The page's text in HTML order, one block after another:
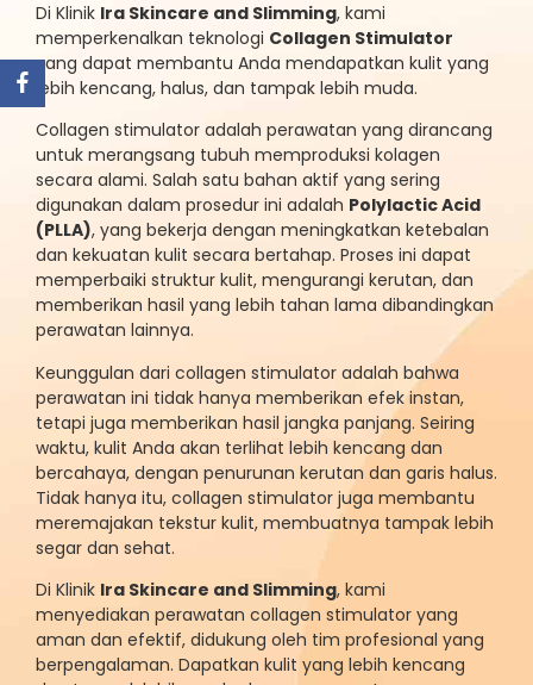
Di Klinik Ira Skincare and Slimming, kami
memperkenalkan teknologi Collagen Stimulator
yang dapat membantu Anda mendapatkan kulit yang
lebih kencang, halus, dan tampak lebih muda.
Collagen stimulator adalah perawatan yang dirancang
untuk merangsang tubuh memproduksi kolagen
secara alami. Salah satu bahan aktif yang sering
digunakan dalam prosedur ini adalah Polylactic Acid
(PLLA), yang bekerja dengan meningkatkan ketebalan
dan kekuatan kulit secara bertahap. Proses ini dapat
memperbaiki struktur kulit, mengurangi kerutan, dan
memberikan hasil yang lebih tahan lama dibandingkan
perawatan lainnya.
Keunggulan dari collagen stimulator adalah bahwa
perawatan ini tidak hanya memberikan efek instan,
tetapi juga memberikan hasil jangka panjang. Seiring
waktu, kulit Anda akan terlihat lebih kencang dan
bercahaya, dengan penurunan kerutan dan garis halus.
Tidak hanya itu, collagen stimulator juga membantu
meremajakan tekstur kulit, membuatnya tampak lebih
segar dan sehat.
Di Klinik Ira Skincare and Slimming, kami
menyediakan perawatan collagen stimulator yang
aman dan efektif, didukung oleh tim profesional yang
berpengalaman. Dapatkan kulit yang lebih kencang